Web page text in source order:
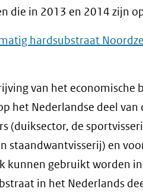
die in 2013 en 2014 zijn
hardsubstraat
van het economische
het Nederlandse deel van
(duiksector, de
staandwantvisserij) en
kunnen gebruikt worden in
in het Nederlands